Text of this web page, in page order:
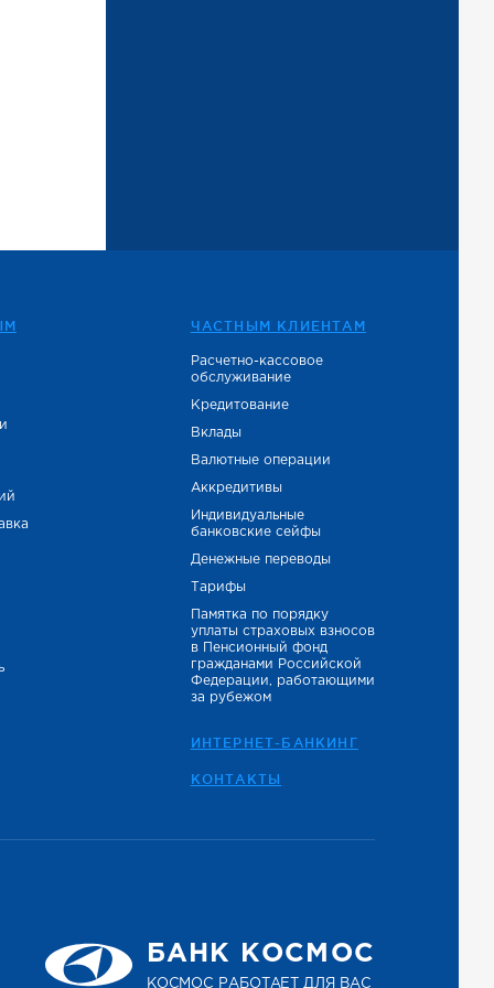
ЧАСТНЫМ КЛИЕНТАМ
Расчетно-кассовое
обслуживание
Кредитование
Вклады
Валютные операции
Аккредитивы
Индивидуальные
банковские сейфы
Денежные переводы
Тарифы
Памятка по порядку
уплаты страховых взносов
в Пенсионный фонд
гражданами Российской
Федерации, работающими
за рубежом
ИНТЕРНЕТ-БАНКИНГ
КОНТАКТЫ
БАНК КОСМОС
КОСМОС РАБОТАЕТ ДЛЯ ВАС